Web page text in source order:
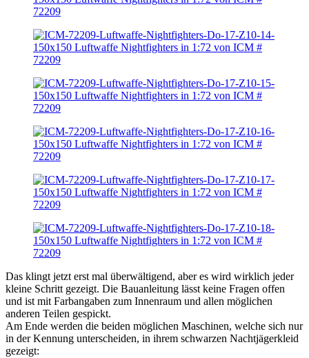
Das klingt jetzt erst mal überwältigend, aber es wird wirklich jeder
kleine Schritt gezeigt. Die Bauanleitung lässt keine Fragen offen
und ist mit Farbangaben zum Innenraum und allen möglichen
anderen Teilen gespickt.
Am Ende werden die beiden möglichen Maschinen, welche sich nur
in der Kennung unterscheiden, in ihrem schwarzen Nachtjägerkleid
gezeigt: